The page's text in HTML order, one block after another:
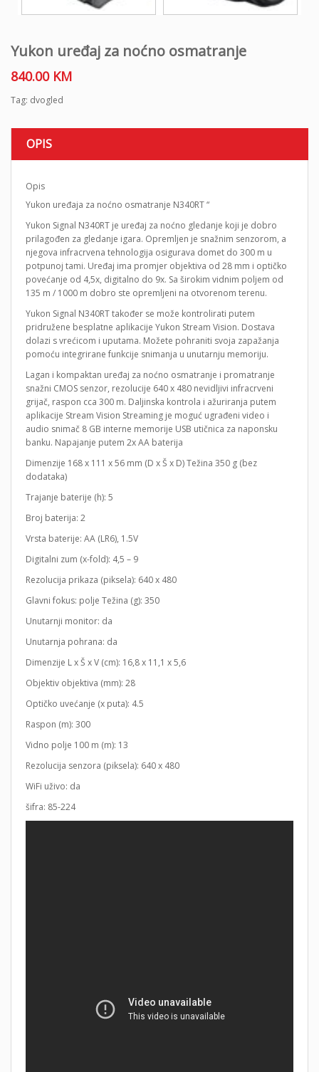
Yukon uređaj za noćno osmatranje
840.00 KM
Tag: dvogled
OPIS
Opis
Yukon uređaja za noćno osmatranje N340RT “
Yukon Signal N340RT je uređaj za noćno gledanje koji je dobro
prilagođen za gledanje igara. Opremljen je snažnim senzorom, a
njegova infracrvena tehnologija osigurava domet do 300 m u
potpunoj tami. Uređaj ima promjer objektiva od 28 mm i optičko
povećanje od 4,5x, digitalno do 9x. Sa širokim vidnim poljem od
135 m / 1000 m dobro ste opremljeni na otvorenom terenu.
Yukon Signal N340RT također se može kontrolirati putem
pridružene besplatne aplikacije Yukon Stream Vision. Dostava
dolazi s vrećicom i uputama. Možete pohraniti svoja zapažanja
pomoću integrirane funkcije snimanja u unutarnju memoriju.
Lagan i kompaktan uređaj za noćno osmatranje i promatranje
snažni CMOS senzor, rezolucije 640 x 480 nevidljivi infracrveni
grijač, raspon cca 300 m. Daljinska kontrola i ažuriranja putem
aplikacije Stream Vision Streaming je moguć ugrađeni video i
audio snimač 8 GB interne memorije USB utičnica za naponsku
banku. Napajanje putem 2x AA baterija
Dimenzije 168 x 111 x 56 mm (D x Š x D) Težina 350 g (bez
dodataka)
Trajanje baterije (h): 5
Broj baterija: 2
Vrsta baterije: AA (LR6), 1.5V
Digitalni zum (x-fold): 4,5 – 9
Rezolucija prikaza (piksela): 640 x 480
Glavni fokus: polje Težina (g): 350
Unutarnji monitor: da
Unutarnja pohrana: da
Dimenzije L x Š x V (cm): 16,8 x 11,1 x 5,6
Objektiv objektiva (mm): 28
Optičko uvećanje (x puta): 4.5
Raspon (m): 300
Vidno polje 100 m (m): 13
Rezolucija senzora (piksela): 640 x 480
WiFi uživo: da
šifra: 85-224